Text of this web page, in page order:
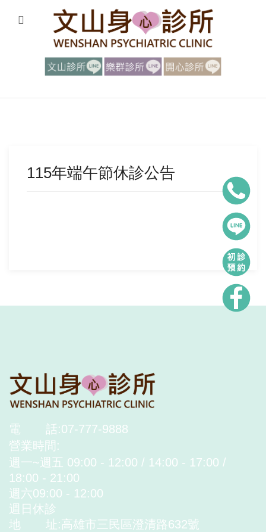
115年端午節休診公告
電 話:07-777-9888
營業時間:
週一~週五 09:00 - 12:00 / 14:00 - 17:00 /
18:00 - 21:00
週六09:00 - 12:00
週日休診
地 址:高雄市三民區澄清路632號